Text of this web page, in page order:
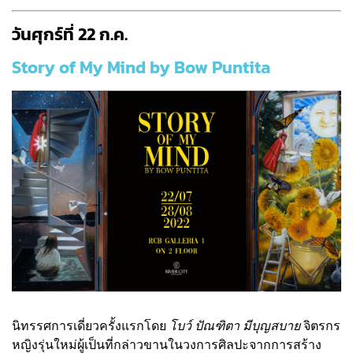
วันศุกร์ที่ 22 ก.ค.
Story of My Mind by Bow Puntita
นิทรรศการเดี่ยวครั้งแรกโดย โบว์ ปัณฑิตา มีบุญสบายจิตรกร
หญิงรุ่นใหม่ผู้เป็นที่กล่าวขานในวงการศิลปะจากการสร้าง